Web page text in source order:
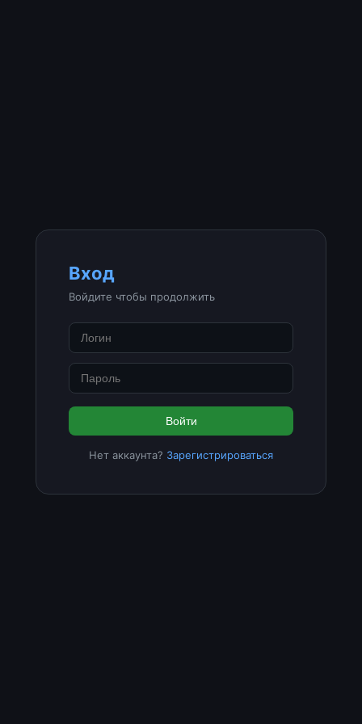
Вход
Войдите чтобы продолжить
Войти
Нет аккаунта? Зарегистрироваться